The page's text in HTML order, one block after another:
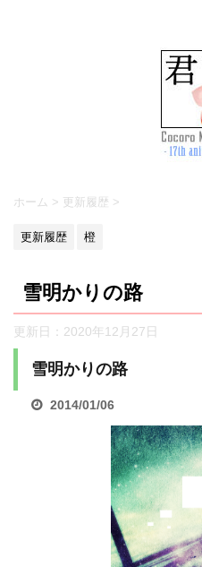
ホーム > 更新履歴 >
更新履歴 橙
雪明かりの路
更新日： 2020年12月27日
雪明かりの路
2014/01/06